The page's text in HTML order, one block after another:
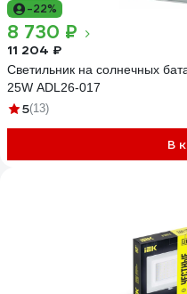
-22%
8 730 ₽
11 204 ₽
Светильник на солнечных
25W ADL26-017
5(13)
В